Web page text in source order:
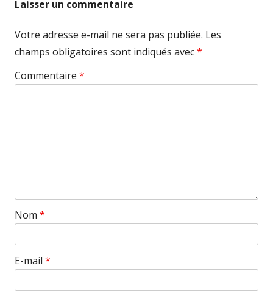
Laisser un commentaire
Votre adresse e-mail ne sera pas publiée. Les
champs obligatoires sont indiqués avec*
Commentaire *
Nom *
E-mail *